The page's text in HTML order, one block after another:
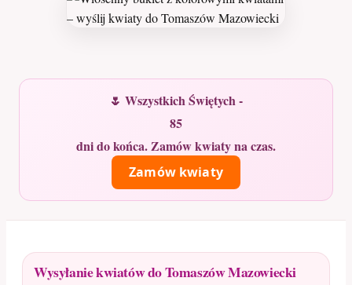
🌷 Wszystkich Świętych -
85
dni do końca. Zamów kwiaty na czas.
Zamów kwiaty
Wysyłanie kwiatów do Tomaszów Mazowiecki